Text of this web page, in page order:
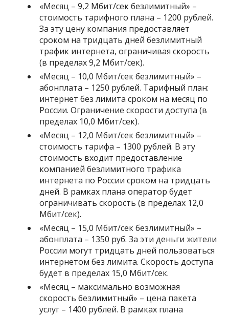
«Месяц – 9,2 Мбит/сек безлимитный» –
стоимость тарифного плана – 1200 рублей.
За эту цену компания предоставляет
сроком на тридцать дней безлимитный
трафик интернета, ограничивая скорость
(в пределах 9,2 Мбит/сек).
«Месяц – 10,0 Мбит/сек безлимитный» –
абонплата – 1250 рублей. Тарифный план:
интернет без лимита сроком на месяц по
России. Ограничение скорости доступа (в
пределах 10,0 Мбит/сек).
«Месяц – 12,0 Мбит/сек безлимитный» –
стоимость тарифа – 1300 рублей. В эту
стоимость входит предоставление
компанией безлимитного трафика
интернета по России сроком на тридцать
дней. В рамках плана оператор будет
ограничивать скорость (в пределах 12,0
Мбит/сек).
«Месяц – 15,0 Мбит/сек безлимитный» –
абонплата – 1350 руб. За эти деньги жители
России могут тридцать дней пользоваться
интернетом без лимита. Скорость доступа
будет в пределах 15,0 Мбит/сек.
«Месяц – максимально возможная
скорость безлимитный» – цена пакета
услуг – 1400 рублей. В рамках плана